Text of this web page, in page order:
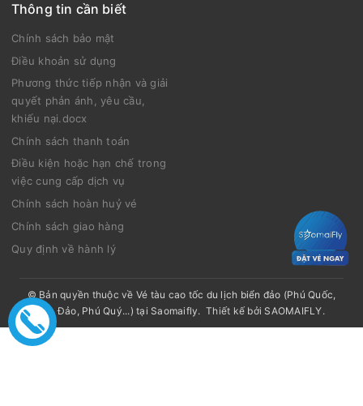
Thông tin cần biết
Chính sách bảo mật
Điều khoản sử dụng
Phương thức tiếp nhận và giải
quyết phản ánh, yêu cầu,
khiếu nại.docx
Chính sách thanh toán
Điều kiện hoặc hạn chế trong
việc cung cấp dịch vụ
Chính sách hoàn huỷ vé
Chính sách giao hàng
Quy định về hành lý
© Bản quyền thuộc về Vé tàu cao tốc du lịch biển đảo (Phú Quốc,
Côn Đảo, Phú Quý...) tại Saomaifly.Thiết kế bởi SAOMAIFLY.